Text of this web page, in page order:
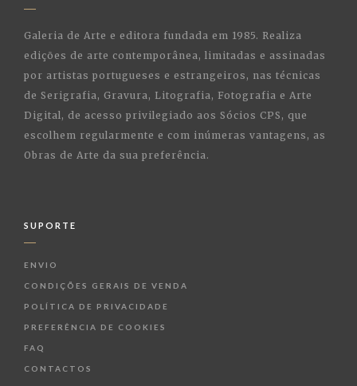
Galeria de Arte e editora fundada em 1985. Realiza
edições de arte contemporânea, limitadas e assinadas
por artistas portugueses e estrangeiros, nas técnicas
de Serigrafia, Gravura, Litografia, Fotografia e Arte
Digital, de acesso privilegiado aos Sócios CPS, que
escolhem regularmente e com inúmeras vantagens, as
Obras de Arte da sua preferência.
SUPORTE
ENVIO
CONDIÇÕES GERAIS DE VENDA
POLÍTICA DE PRIVACIDADE
PREFERÊNCIA DE COOKIES
FAQ
CONTACTOS